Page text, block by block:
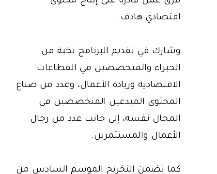
اقتصادي هادف.
وشارك في تقديم البرنامج نخبة من
الخبراء والمتخصصين في القطاعات
الاقتصادية وريادة الأعمال، وعدد من صناع
المحتوى المبدعين المتخصصين في
المجال نفسه، إلى جانب عدد من رجال
الأعمال والمستثمرين.
كما تضمن التخريج الموسم السادس من